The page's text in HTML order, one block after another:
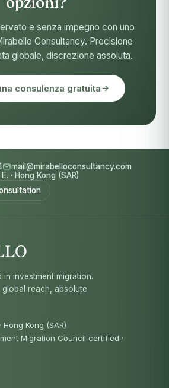
e senza impegno con uno
Consultancy. Precisione
globale, discrezione assoluta.
consulenza gratuita
mail@mirabelloconsultancy.com
· Hong Kong (SAR)
in investment migration.
global reach, absolute
Hong Kong (SAR)
Migration Council certified ·